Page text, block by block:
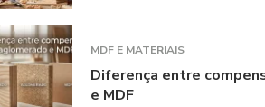
MDF E MATERIAIS
Diferença entre
e MDF